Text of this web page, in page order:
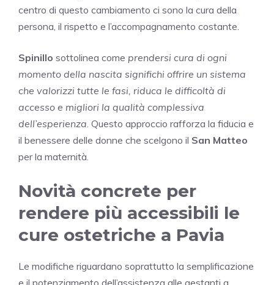
centro di questo cambiamento ci sono la cura della
persona, il rispetto e l’accompagnamento costante.
Spinillo sottolinea come prendersi cura di ogni
momento della nascita significhi offrire un sistema
che valorizzi tutte le fasi, riduca le difficoltà di
accesso e migliori la qualità complessiva
dell’esperienza . Questo approccio rafforza la fiducia e
il benessere delle donne che scelgono il San Matteo
per la maternità.
Novità concrete per
rendere più accessibili le
cure ostetriche a Pavia
Le modifiche riguardano soprattutto la semplificazione
e il potenziamento dell’assistenza alle gestanti a